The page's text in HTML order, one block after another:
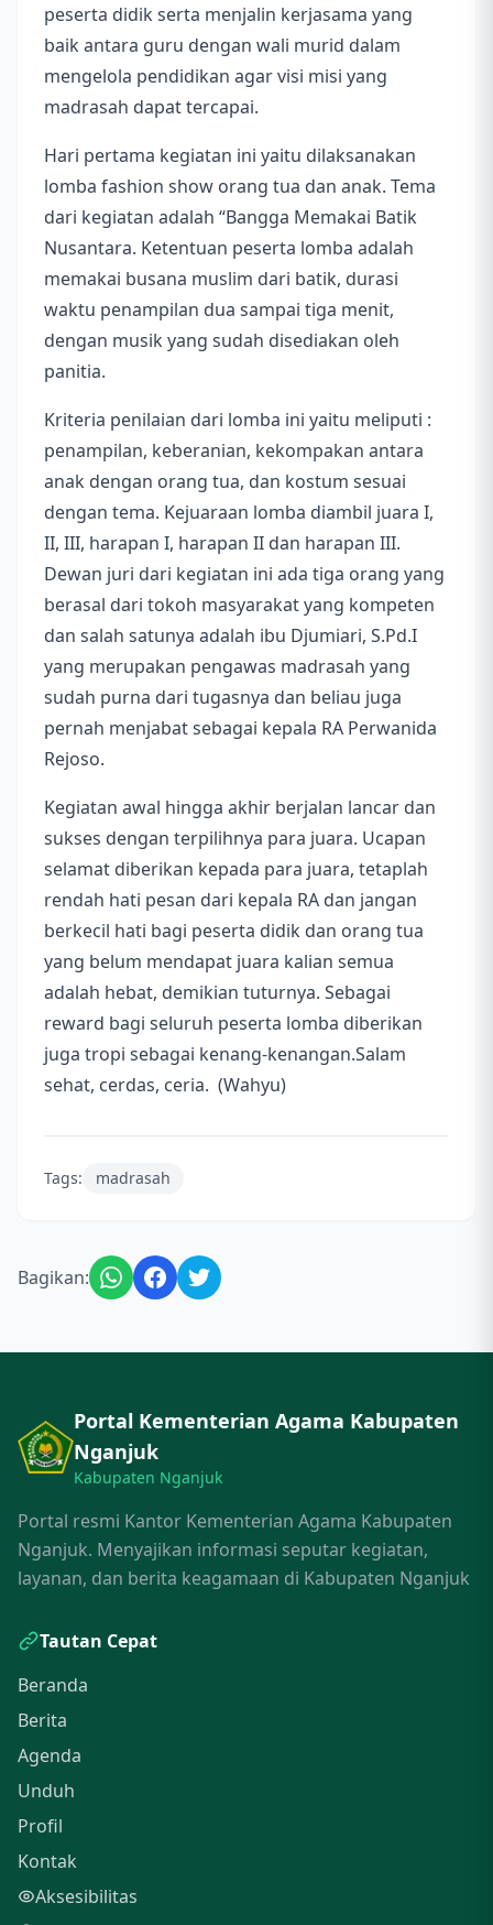
peserta didik serta menjalin kerjasama yang
baik antara guru dengan wali murid dalam
mengelola pendidikan agar visi misi yang
madrasah dapat tercapai.
Hari pertama kegiatan ini yaitu dilaksanakan
lomba fashion show orang tua dan anak. Tema
dari kegiatan adalah “Bangga Memakai Batik
Nusantara. Ketentuan peserta lomba adalah
memakai busana muslim dari batik, durasi
waktu penampilan dua sampai tiga menit,
dengan musik yang sudah disediakan oleh
panitia.
Kriteria penilaian dari lomba ini yaitu meliputi :
penampilan, keberanian, kekompakan antara
anak dengan orang tua, dan kostum sesuai
dengan tema. Kejuaraan lomba diambil juara I,
II, III, harapan I, harapan II dan harapan III.
Dewan juri dari kegiatan ini ada tiga orang yang
berasal dari tokoh masyarakat yang kompeten
dan salah satunya adalah ibu Djumiari, S.Pd.I
yang merupakan pengawas madrasah yang
sudah purna dari tugasnya dan beliau juga
pernah menjabat sebagai kepala RA Perwanida
Rejoso.
Kegiatan awal hingga akhir berjalan lancar dan
sukses dengan terpilihnya para juara. Ucapan
selamat diberikan kepada para juara, tetaplah
rendah hati pesan dari kepala RA dan jangan
berkecil hati bagi peserta didik dan orang tua
yang belum mendapat juara kalian semua
adalah hebat, demikian tuturnya. Sebagai
reward bagi seluruh peserta lomba diberikan
juga tropi sebagai kenang-kenangan.Salam
sehat, cerdas, ceria. (Wahyu)
Tags: madrasah
Bagikan:
Portal Kementerian Agama Kabupaten
Nganjuk
Kabupaten Nganjuk
Portal resmi Kantor Kementerian Agama Kabupaten
Nganjuk. Menyajikan informasi seputar kegiatan,
layanan, dan berita keagamaan di Kabupaten Nganjuk
Tautan Cepat
Beranda
Berita
Agenda
Unduh
Profil
Kontak
Aksesibilitas